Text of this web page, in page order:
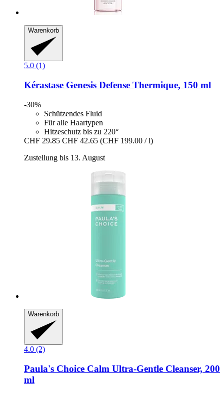
Warenkorb
5.0 (1)
Kérastase Genesis Defense Thermique, 150 ml
-30%
Schützendes Fluid
Für alle Haartypen
Hitzeschutz bis zu 220°
CHF 29.85 CHF 42.65 (CHF 199.00 / l)
Zustellung bis 13. August
Warenkorb
4.0 (2)
Paula's Choice Calm Ultra-​Gentle Cleanser, 200
ml